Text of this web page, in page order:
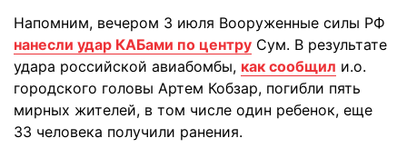
Напомним, вечером 3 июля Вооруженные силы РФ
нанесли удар КАБами по центру Сум. В результате
удара российской авиабомбы, как сообщил и.о.
городского головы Артем Кобзар, погибли пять
мирных жителей, в том числе один ребенок, еще
33 человека получили ранения.